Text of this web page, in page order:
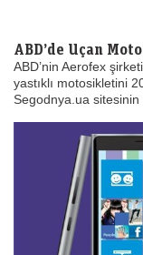
ABD’de Uçan
ABD’nin Aerofex
yastıklı motosikletini
Segodnya.ua sitesinin